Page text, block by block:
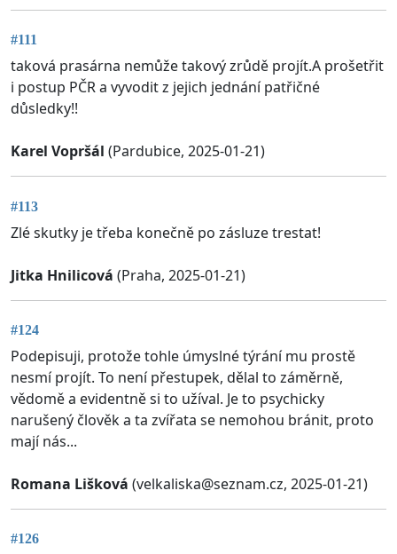
#111
taková prasárna nemůže takový zrůdě projít.A prošetřit
i postup PČR a vyvodit z jejich jednání patřičné
důsledky!!
Karel Vopršál (Pardubice, 2025-01-21)
#113
Zlé skutky je třeba konečně po zásluze trestat!
Jitka Hnilicová (Praha, 2025-01-21)
#124
Podepisuji, protože tohle úmyslné týrání mu prostě
nesmí projít. To není přestupek, dělal to záměrně,
vědomě a evidentně si to užíval. Je to psychicky
narušený člověk a ta zvířata se nemohou bránit, proto
mají nás...
Romana Lišková (velkaliska@seznam.cz, 2025-01-21)
#126